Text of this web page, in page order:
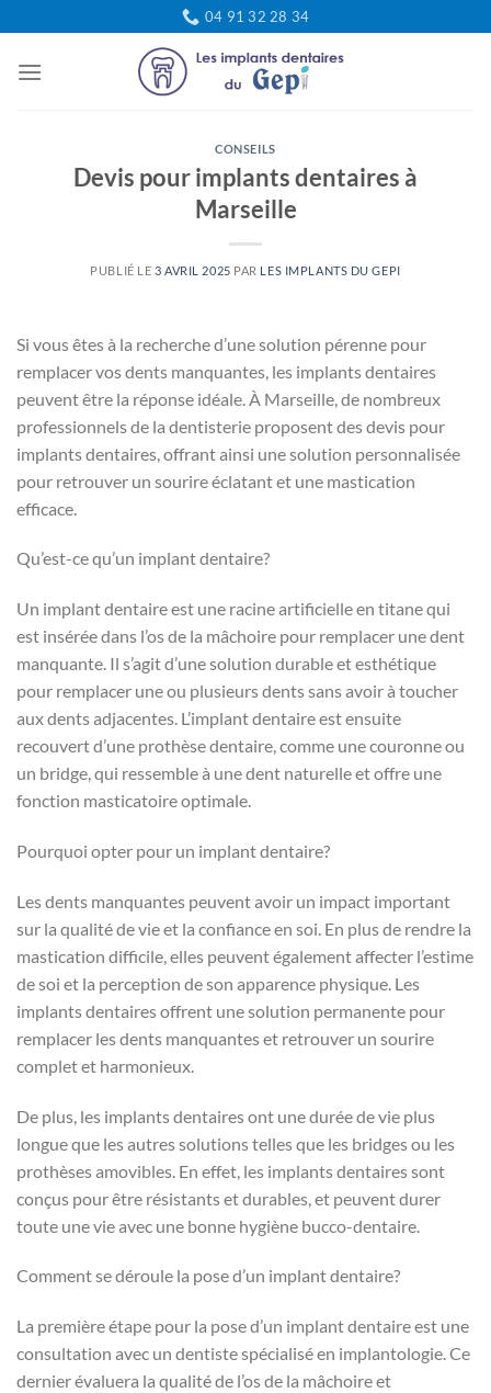
contenu
04 91 32 28 34
CONSEILS
Devis pour implants dentaires à
Marseille
PUBLIÉ LE 3 AVRIL 2025 PAR LES IMPLANTS DU GEPI
Si vous êtes à la recherche d’une solution pérenne pour
remplacer vos dents manquantes, les implants dentaires
peuvent être la réponse idéale. À Marseille, de nombreux
professionnels de la dentisterie proposent des devis pour
implants dentaires, offrant ainsi une solution personnalisée
pour retrouver un sourire éclatant et une mastication
efficace.
Qu’est-ce qu’un implant dentaire?
Un implant dentaire est une racine artificielle en titane qui
est insérée dans l’os de la mâchoire pour remplacer une dent
manquante. Il s’agit d’une solution durable et esthétique
pour remplacer une ou plusieurs dents sans avoir à toucher
aux dents adjacentes. L’implant dentaire est ensuite
recouvert d’une prothèse dentaire, comme une couronne ou
un bridge, qui ressemble à une dent naturelle et offre une
fonction masticatoire optimale.
Pourquoi opter pour un implant dentaire?
Les dents manquantes peuvent avoir un impact important
sur la qualité de vie et la confiance en soi. En plus de rendre la
mastication difficile, elles peuvent également affecter l’estime
de soi et la perception de son apparence physique. Les
implants dentaires offrent une solution permanente pour
remplacer les dents manquantes et retrouver un sourire
complet et harmonieux.
De plus, les implants dentaires ont une durée de vie plus
longue que les autres solutions telles que les bridges ou les
prothèses amovibles. En effet, les implants dentaires sont
conçus pour être résistants et durables, et peuvent durer
toute une vie avec une bonne hygiène bucco-dentaire.
Comment se déroule la pose d’un implant dentaire?
La première étape pour la pose d’un implant dentaire est une
consultation avec un dentiste spécialisé en implantologie. Ce
dernier évaluera la qualité de l’os de la mâchoire et